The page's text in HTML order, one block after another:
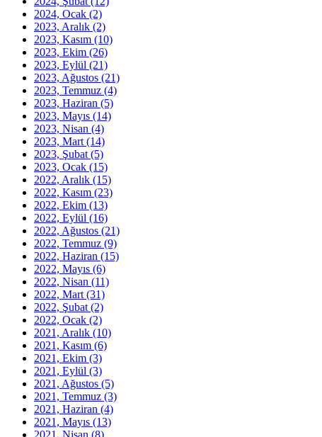
2024, Ocak (2)
2023, Aralık (2)
2023, Kasım (10)
2023, Ekim (26)
2023, Eylül (21)
2023, Ağustos (21)
2023, Temmuz (4)
2023, Haziran (5)
2023, Mayıs (14)
2023, Nisan (4)
2023, Mart (14)
2023, Şubat (5)
2023, Ocak (15)
2022, Aralık (15)
2022, Kasım (23)
2022, Ekim (13)
2022, Eylül (16)
2022, Ağustos (21)
2022, Temmuz (9)
2022, Haziran (15)
2022, Mayıs (6)
2022, Nisan (11)
2022, Mart (31)
2022, Şubat (2)
2022, Ocak (2)
2021, Aralık (10)
2021, Kasım (6)
2021, Ekim (3)
2021, Eylül (3)
2021, Ağustos (5)
2021, Temmuz (3)
2021, Haziran (4)
2021, Mayıs (13)
2021, Nisan (8)